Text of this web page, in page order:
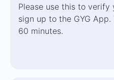
Please use this to verify
sign up to the GYG
60 minutes.